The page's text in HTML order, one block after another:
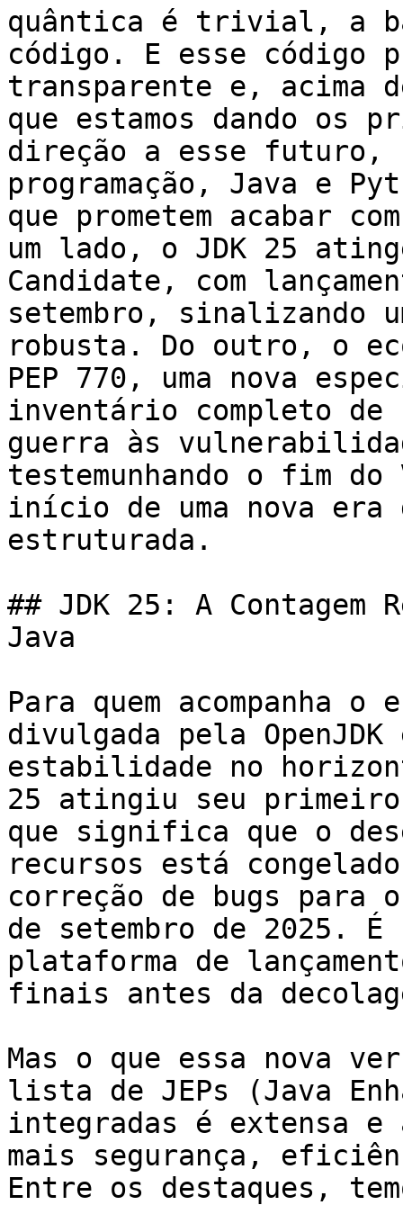
quântica é trivial, a
código. E esse código
transparente e, acima
que estamos dando os
direção a esse futuro,
programação, Java e
que prometem acabar
um lado, o JDK 25
Candidate, com
setembro, sinalizando
robusta. Do outro, o
PEP 770, uma nova
inventário completo de
guerra às
testemunhando o fim
início de uma nova era
estruturada.
## JDK 25: A Contagem
Java
Para quem acompanha
divulgada pela
estabilidade no
25 atingiu seu primeiro
que significa que o
recursos está
correção de bugs para
de setembro de 2025.
plataforma de
finais antes da
Mas o que essa nova
lista de JEPs (Java
integradas é extensa e
mais segurança,
Entre os destaques,